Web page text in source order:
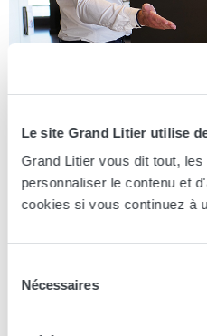
Le site Grand Litier utilise
Grand Litier vous dit tout,
personnaliser le contenu et
cookies si vous continuez à
Nécessaires
Essayer en
Nos conseillers spécialistes du
technologie, le confort, et les